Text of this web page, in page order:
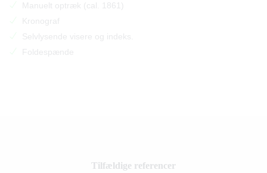
Manuelt optræk (cal. 1861)
Kronograf
Selvlysende visere og indeks.
Foldespænde
Tilfældige referencer